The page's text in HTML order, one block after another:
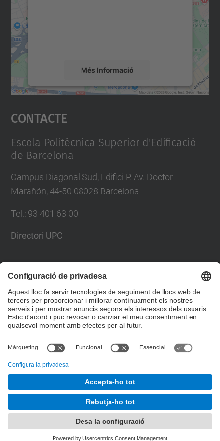
Més Informació
Accepta
powered by
Contacte
Escola Politècnica Superior d'Edificació
de Barcelona
Campus Diagonal Sud, Edifici P. Av. Doctor
Marañón, 44-50 08028 Barcelona
Tel. : 93 401 63 00
Directori UPC
Formulari de contacte
Llista Xarxes Socials
Desenvolupat amb